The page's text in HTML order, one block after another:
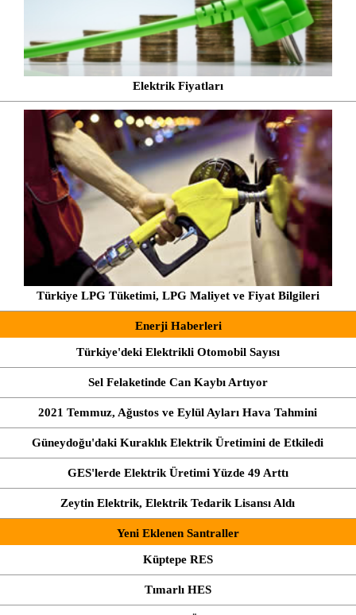
Elektrik Fiyatları
Türkiye LPG Tüketimi, LPG Maliyet ve Fiyat Bilgileri
Enerji Haberleri
Türkiye'deki Elektrikli Otomobil Sayısı
Sel Felaketinde Can Kaybı Artıyor
2021 Temmuz, Ağustos ve Eylül Ayları Hava Tahmini
Güneydoğu'daki Kuraklık Elektrik Üretimini de Etkiledi
GES'lerde Elektrik Üretimi Yüzde 49 Arttı
Zeytin Elektrik, Elektrik Tedarik Lisansı Aldı
Yeni Eklenen Santraller
Küptepe RES
Tımarlı HES